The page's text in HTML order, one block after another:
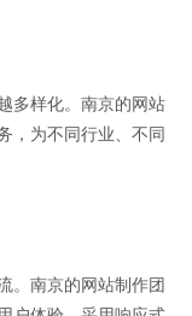
多样化。南京的网站
，为不同行业、不同
。南京的网站制作团